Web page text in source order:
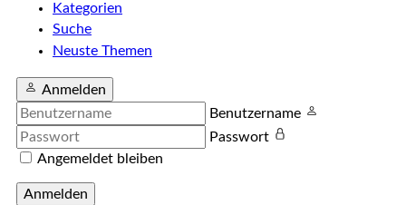
Kategorien
Suche
Neuste Themen
Anmelden
Benutzername
Passwort
Angemeldet bleiben
Anmelden